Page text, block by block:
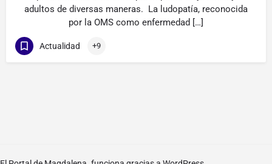
adultos de diversas maneras. La ludopatía, reconocida
por la OMS como enfermedad […]
Actualidad +9